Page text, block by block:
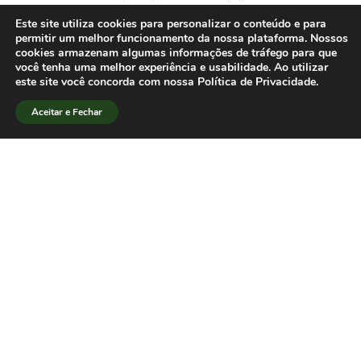
fase de implantação de seus
observatórios de mídia, d) iniciar uma
interlocução saudável com
pesquisadores e atores internacionais.
[/lang_pt]
Este site utiliza cookies para personalizar o conteúdo e para
permitir um melhor funcionamento da nossa plataforma. Nossos
cookies armazenam algumas informações de tráfego para que
você tenha uma melhor experiência e usabilidade. Ao utilizar
este site você concorda com nossa Política de Privacidade.
Aceitar e Fechar